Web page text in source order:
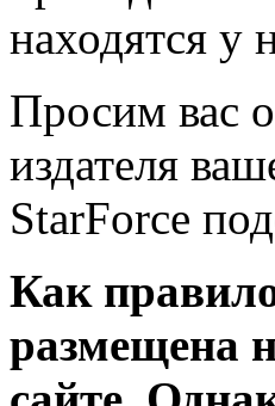
находятся у
Просим вас
издателя
StarForce
Как
размещена